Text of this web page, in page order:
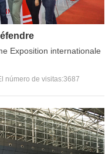
número de visitas:3687